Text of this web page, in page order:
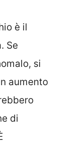
è il
Se
si
aumento
di